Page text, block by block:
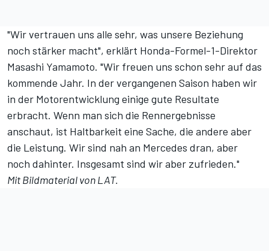
"Wir vertrauen uns alle sehr, was unsere Beziehung
noch stärker macht", erklärt Honda-Formel-1-Direktor
Masashi Yamamoto. "Wir freuen uns schon sehr auf das
kommende Jahr. In der vergangenen Saison haben wir
in der Motorentwicklung einige gute Resultate
erbracht. Wenn man sich die Rennergebnisse
anschaut, ist Haltbarkeit eine Sache, die andere aber
die Leistung. Wir sind nah an Mercedes dran, aber
noch dahinter. Insgesamt sind wir aber zufrieden."
Mit Bildmaterial von LAT.